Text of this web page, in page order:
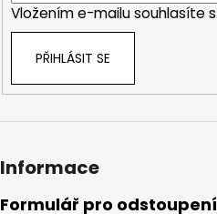
Vložením e-mailu souhlasíte s
PŘIHLÁSIT SE
Informace
Formulář pro odstoupení